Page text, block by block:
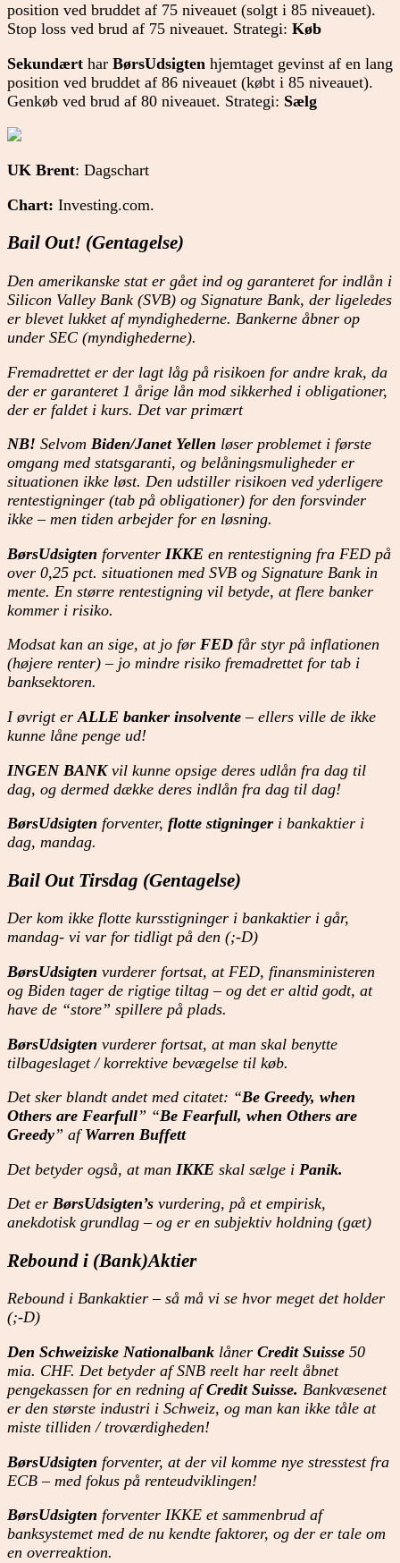
position ved bruddet af 75 niveauet (solgt i 85 niveauet).
Stop loss ved brud af 75 niveauet. Strategi: Køb
Sekundært har BørsUdsigten hjemtaget gevinst af en lang
position ved bruddet af 86 niveauet (købt i 85 niveauet).
Genkøb ved brud af 80 niveauet. Strategi: Sælg
UK Brent: Dagschart
Chart: Investing.com.
Bail Out! (Gentagelse)
Den amerikanske stat er gået ind og garanteret for indlån i
Silicon Valley Bank (SVB) og Signature Bank, der ligeledes
er blevet lukket af myndighederne. Bankerne åbner op
under SEC (myndighederne).
Fremadrettet er der lagt låg på risikoen for andre krak, da
der er garanteret 1 årige lån mod sikkerhed i obligationer,
der er faldet i kurs. Det var primært
NB! Selvom Biden/Janet Yellen løser problemet i første
omgang med statsgaranti, og belåningsmuligheder er
situationen ikke løst. Den udstiller risikoen ved yderligere
rentestigninger (tab på obligationer) for den forsvinder
ikke – men tiden arbejder for en løsning.
BørsUdsigten forventer IKKE en rentestigning fra FED på
over 0,25 pct. situationen med SVB og Signature Bank in
mente. En større rentestigning vil betyde, at flere banker
kommer i risiko.
Modsat kan an sige, at jo før FED får styr på inflationen
(højere renter) – jo mindre risiko fremadrettet for tab i
banksektoren.
I øvrigt er ALLE banker insolvente – ellers ville de ikke
kunne låne penge ud!
INGEN BANKvil kunne opsige deres udlån fra dag til
dag, og dermed dække deres indlån fra dag til dag!
BørsUdsigten forventer, flotte stigninger i bankaktier i
dag, mandag.
Bail Out Tirsdag (Gentagelse)
Der kom ikke flotte kursstigninger i bankaktier i går,
mandag- vi var for tidligt på den (;-D)
BørsUdsigten vurderer fortsat, at FED, finansministeren
og Biden tager de rigtige tiltag – og det er altid godt, at
have de “store” spillere på plads.
BørsUdsigten vurderer fortsat, at man skal benytte
tilbageslaget / korrektive bevægelse til køb.
Det sker blandt andet med citatet: “Be Greedy, when
Others are Fearfull” “Be Fearfull, when Others are
Greedy” af Warren Buffett
Det betyder også, at man IKKE skal sælge i Panik.
Det er BørsUdsigten’s vurdering, på et empirisk,
anekdotisk grundlag – og er en subjektiv holdning (gæt)
Rebound i (Bank)Aktier
Rebound i Bankaktier – så må vi se hvor meget det holder
(;-D)
Den Schweiziske Nationalbank låner Credit Suisse 50
mia. CHF. Det betyder af SNB reelt har reelt åbnet
pengekassen for en redning afCredit Suisse. Bankvæsenet
er den største industri i Schweiz, og man kan ikke tåle at
miste tilliden / troværdigheden!
BørsUdsigten forventer, at der vil komme nye stresstest fra
ECB – med fokus på renteudviklingen!
BørsUdsigten forventer IKKE et sammenbrud af
banksystemet med de nu kendte faktorer, og der er tale om
en overreaktion.